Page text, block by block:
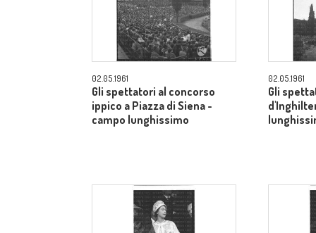
02.05.1961
Gli spettatori al concorso
ippico a Piazza di Siena -
campo lunghissimo
02.05.1961
Gli